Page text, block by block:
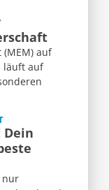
auf
läuft auf
nur